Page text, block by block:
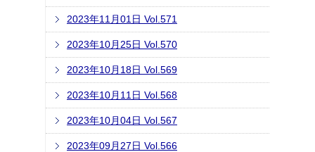
2023年11月01日 Vol.571
2023年10月25日 Vol.570
2023年10月18日 Vol.569
2023年10月11日 Vol.568
2023年10月04日 Vol.567
2023年09月27日 Vol.566